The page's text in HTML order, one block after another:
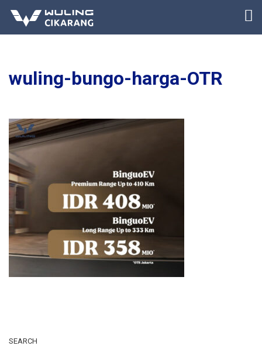
wuling-bungo-harga-OTR
SEARCH